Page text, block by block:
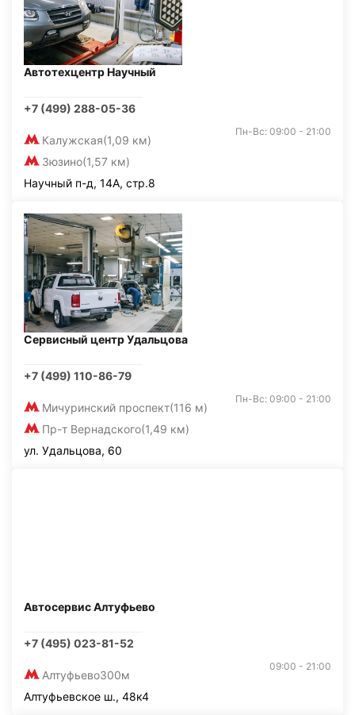
Автотехцентр Научный
+7 (499) 288-05-36
Калужская(1,09 км)
Зюзино(1,57 км)
Пн-Вс: 09:00 - 21:00
Научный п-д, 14А, стр.8
Сервисный центр Удальцова
+7 (499) 110-86-79
Мичуринский проспект(116 м)
Пр-т Вернадского(1,49 км)
Пн-Вс: 09:00 - 21:00
ул. Удальцова, 60
Автосервис Алтуфьево
+7 (495) 023-81-52
Алтуфьево300м
09:00 - 21:00
Алтуфьевское ш., 48к4